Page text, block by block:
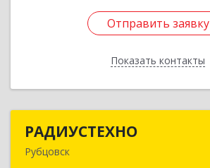
Отправить заявку
Показать контакты
Отправить заявку
Назад
РАДИУСТЕХНО
Рубцовск